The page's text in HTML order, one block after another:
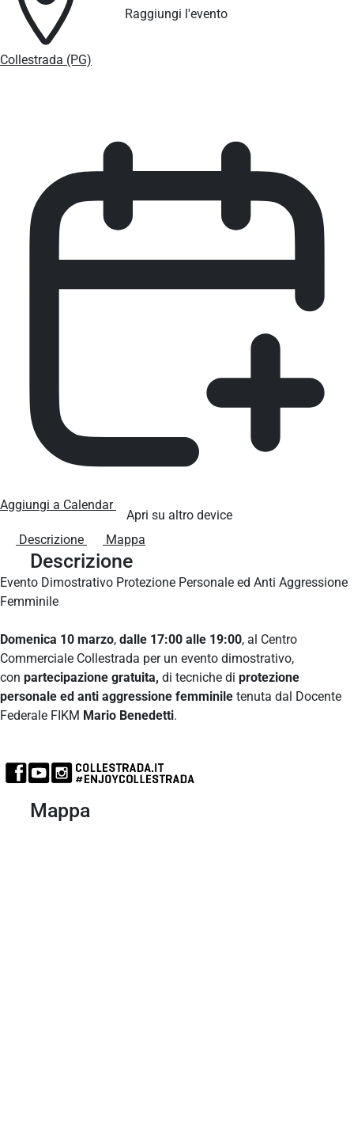
Collestrada (PG)
Raggiungi l'evento
Aggiungi a Calendar
Apri su altro device
Descrizione
Mappa
Descrizione
Evento Dimostrativo Protezione Personale ed Anti Aggressione
Femminile
Domenica 10 marzo, dalle 17:00 alle 19:00, al Centro
Commerciale Collestrada per un evento dimostrativo,
con partecipazione gratuita, di tecniche di protezione
personale ed anti aggressione femminile tenuta dal Docente
Federale FIKM Mario Benedetti.
Mappa